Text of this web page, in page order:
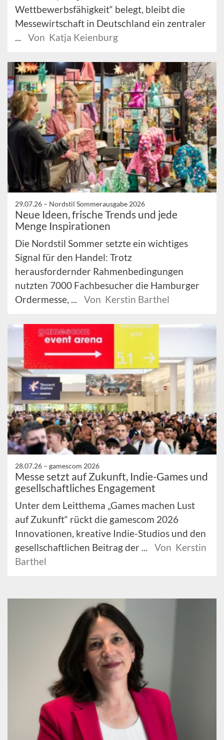
Wettbewerbsfähigkeit“ belegt, bleibt die
Messewirtschaft in Deutschland ein zentraler
Von Katja Keienburg
29.07.26 – Nordstil Sommerausgabe 2026
Neue Ideen, frische Trends und jede
Menge Inspirationen
Die Nordstil Sommer setzte ein wichtiges
Signal für den Handel: Trotz
herausfordernder Rahmenbedingungen
nutzten 7000 Fachbesucher die Hamburger
Ordermesse, ...
Von Kerstin Barthel
28.07.26 – gamescom 2026
Messe setzt auf Zukunft, Indie-Games und
gesellschaftliches Engagement
Unter dem Leitthema „Games machen Lust
auf Zukunft“ rückt die gamescom 2026
Innovationen, kreative Indie-Studios und den
gesellschaftlichen Beitrag der ...
Von Kerstin
Barthel